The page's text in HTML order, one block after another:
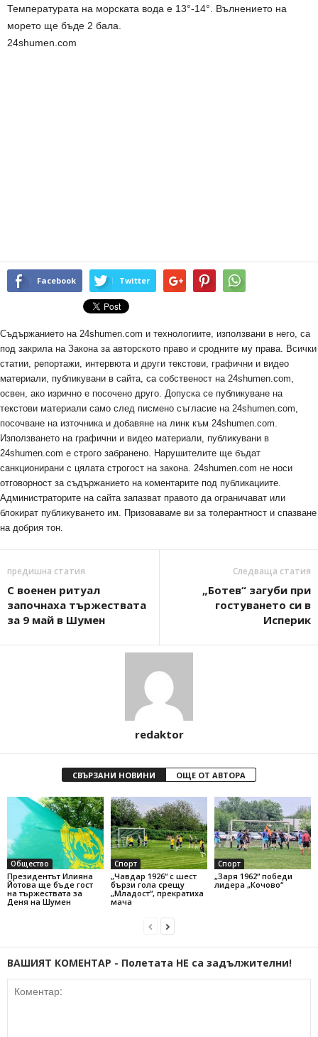
Температурата на морската вода е 13°-14°. Вълнението на
морето ще бъде 2 бала.
24shumen.com
Facebook Twitter
Съдържанието на 24shumen.com и технологиите, използвани в него, са
под закрила на Закона за авторското право и сродните му права. Всички
статии, репортажи, интервюта и други текстови, графични и видео
материали, публикувани в сайта, са собственост на 24shumen.com,
освен, ако изрично е посочено друго. Допуска се публикуване на
текстови материали само след писмено съгласие на 24shumen.com,
посочване на източника и добавяне на линк към 24shumen.com.
Използването на графични и видео материали, публикувани в
24shumen.com е строго забранено. Нарушителите ще бъдат
санкционирани с цялата строгост на закона. 24shumen.com не носи
отговорност за съдържанието на коментарите под публикациите.
Администраторите на сайта запазват правото да ограничават или
блокират публикуването им. Призоваваме ви за толерантност и спазване
на добрия тон.
предишна статия
С военен ритуал
започнаха тържествата
за 9 май в Шумен
Следваща статия
„Ботев“ загуби при
гостуването си в
Исперик
redaktor
СВЪРЗАНИ НОВИНИ ОЩЕ ОТ АВТОРА
Общество
Президентът Илияна
Йотова ще бъде гост
на тържествата за
Деня на Шумен
Спорт
„Чавдар 1926“ с шест
бързи гола срещу
„Младост“, прекратиха
мача
Спорт
„Заря 1962“ победи
лидера „Кочово“
ВАШИЯТ КОМЕНТАР - Полетата НЕ са задължителни!